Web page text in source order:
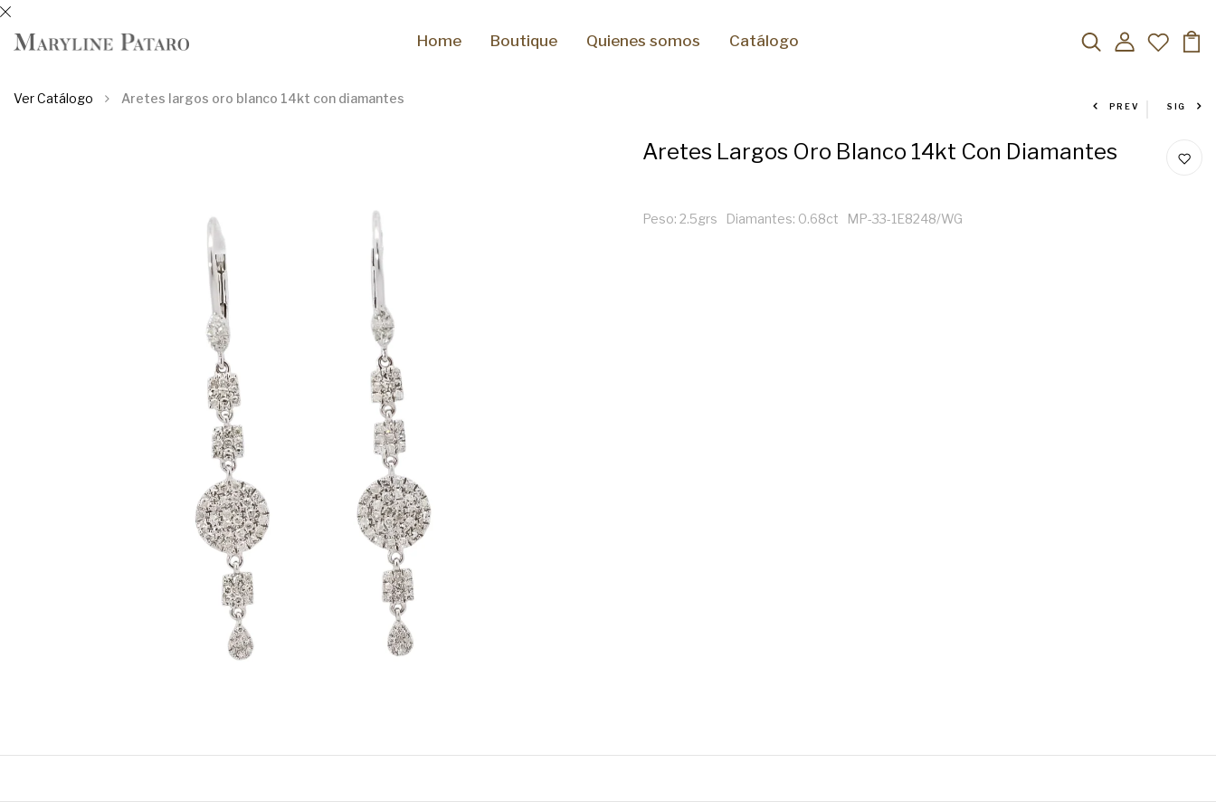
Home Boutique Quienes somos Catálogo
Ver Catálogo Aretes largos oro blanco 14kt con diamantes
PREV SIG
Aretes Largos Oro Blanco 14kt Con Diamantes
Peso: 2.5grs Diamantes: 0.68ct MP-33-1E8248/WG